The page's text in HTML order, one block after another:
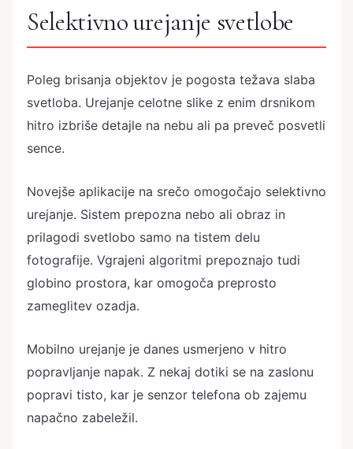
Selektivno urejanje svetlobe
Poleg brisanja objektov je pogosta težava slaba
svetloba. Urejanje celotne slike z enim drsnikom
hitro izbriše detajle na nebu ali pa preveč posvetli
sence.
Novejše aplikacije na srečo omogočajo selektivno
urejanje. Sistem prepozna nebo ali obraz in
prilagodi svetlobo samo na tistem delu
fotografije. Vgrajeni algoritmi prepoznajo tudi
globino prostora, kar omogoča preprosto
zameglitev ozadja.
Mobilno urejanje je danes usmerjeno v hitro
popravljanje napak. Z nekaj dotiki se na zaslonu
popravi tisto, kar je senzor telefona ob zajemu
napačno zabeležil.